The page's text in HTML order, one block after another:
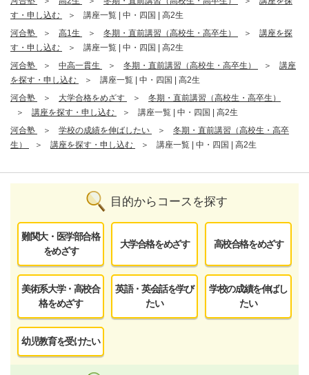
す・申し込む
講座一覧 | 中・四国 | 高2生
河合塾
高1生 冬期・直前講習（高校生・高卒生）
講座を探
す・申し込む
講座一覧 | 中・四国 | 高2生
河合塾
中高一貫生 冬期・直前講習（高校生・高卒生）
講座
を探す・申し込む
講座一覧 | 中・四国 | 高2生
河合塾
大学合格をめざす
冬期・直前講習（高校生・高卒生）
講座を探す・申し込む
講座一覧 | 中・四国 | 高2生
河合塾
学校の成績を伸ばしたい
冬期・直前講習（高校生・高卒
生）
講座を探す・申し込む 講座一覧 | 中・四国 | 高2生
目的からコースを探す
難関大・医学部合格
をめざす
大学合格をめざす 高校合格をめざす
美術系大学・高校合
格をめざす
英語・英会話を学び
たい
学校の成績を伸ばし
たい
幼児教育を受けたい